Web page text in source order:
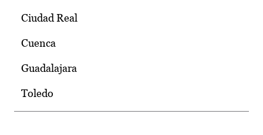
Ciudad Real
Cuenca
Guadalajara
Toledo